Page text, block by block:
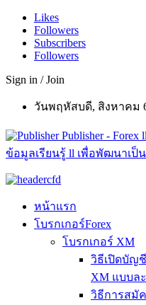
Likes
Followers
Subscribers
Followers
Sign in / Join
วันพฤหัสบดี, สิงหาคม
Publisher -
ข้อมูลเรียนรู้ ll เพื่อพัฒนาเป็
หน้าแรก
โบรกเกอร์Forex
โบรกเกอร์ XM
วิธีเปิดบัญ
XM แบบละ
วิธีการสมั